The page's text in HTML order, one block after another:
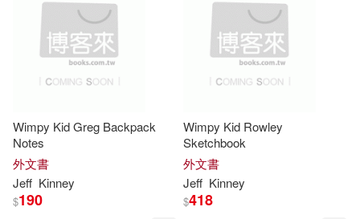
Wimpy Kid Greg Backpack
Notes
外文書
Jeff Kinney
$190
Wimpy Kid Rowley
Sketchbook
外文書
Jeff Kinney
$418